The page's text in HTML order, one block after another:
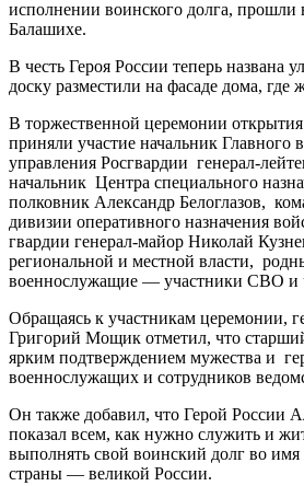
исполнении воинского долга, прошли
Балашихе.
В честь Героя России теперь названа
доску разместили на фасаде дома, где
В торжественной церемонии
приняли участие начальник Главного
управления Росгвардии генерал-
начальник Центра специального
полковник Александр Белоглазов,
дивизии оперативного назначения
гвардии генерал-майор Николай
региональной и местной власти,
военнослужащие — участники СВО и
Обращаясь к участникам церемонии,
Григорий Мощик отметил, что
ярким подтверждением мужества и
военнослужащих и сотрудников
Он также добавил, что Герой России
показал всем, как нужно служить и
выполнять свой воинский долг во имя
страны — великой России.